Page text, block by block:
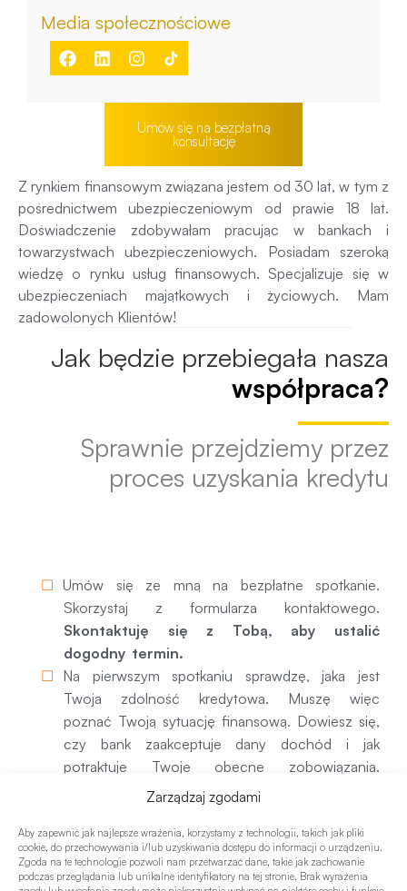
Zarządzaj zgodami
Aby zapewnić jak najlepsze wrażenia, korzystamy z technologii, takich jak pliki
cookie, do przechowywania i/lub uzyskiwania dostępu do informacji o urządzeniu.
Zgoda na te technologie pozwoli nam przetwarzać dane, takie jak zachowanie
podczas przeglądania lub unikalne identyfikatory na tej stronie. Brak wyrażenia
Media społecznościowe
Umów się na bezpłatną
konsultację
Z rynkiem finansowym związana jestem od 30 lat, w tym z
pośrednictwem ubezpieczeniowym od prawie 18 lat.
Doświadczenie zdobywałam pracując w bankach i
towarzystwach ubezpieczeniowych. Posiadam szeroką
wiedzę o rynku usług finansowych. Specjalizuje się w
ubezpieczeniach majątkowych i życiowych. Mam
zadowolonych Klientów!
Jak będzie przebiegała nasza
współpraca?
Sprawnie przejdziemy przez
proces uzyskania kredytu
Umów się ze mną na bezpłatne spotkanie.
Skorzystaj z formularza kontaktowego.
Skontaktuję się z Tobą, aby ustalić
dogodny termin.
Na pierwszym spotkaniu sprawdzę, jaka jest
Twoja zdolność kredytowa. Muszę więc
poznać Twoją sytuację finansową. Dowiesz się,
czy bank zaakceptuje dany dochód i jak
potraktuje Twoje obecne zobowiązania.
Będziemy rozmawiać o Twoich oczekiwaniach
jak można wpływać na zdolność kredytową i
scoring kredytowy, tak aby zwiększyć możliwą
do otrzymania kwotę kredytu i szansę na